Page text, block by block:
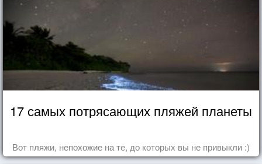
17 самых потрясающих пляжей планеты
Вот пляжи, непохожие на те, до которых вы не привыкли :)